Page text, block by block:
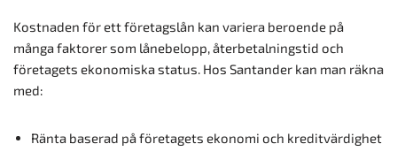
Kostnaden för ett företagslån kan variera beroende på
många faktorer som lånebelopp, återbetalningstid och
företagets ekonomiska status. Hos Santander kan man räkna
med:
Ränta baserad på företagets ekonomi och kreditvärdighet